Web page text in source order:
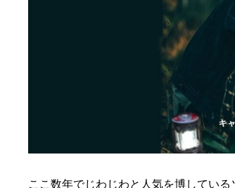
ここ数年でじわじわと人気を博してい